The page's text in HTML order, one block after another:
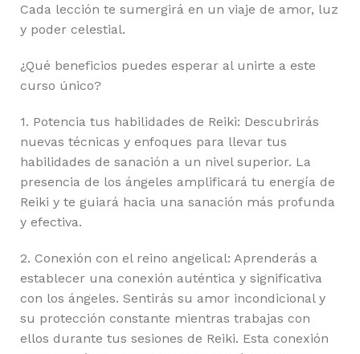
Cada lección te sumergirá en un viaje de amor, luz
y poder celestial.
¿Qué beneficios puedes esperar al unirte a este
curso único?
1. Potencia tus habilidades de Reiki: Descubrirás
nuevas técnicas y enfoques para llevar tus
habilidades de sanación a un nivel superior. La
presencia de los ángeles amplificará tu energía de
Reiki y te guiará hacia una sanación más profunda
y efectiva.
2. Conexión con el reino angelical: Aprenderás a
establecer una conexión auténtica y significativa
con los ángeles. Sentirás su amor incondicional y
su protección constante mientras trabajas con
ellos durante tus sesiones de Reiki. Esta conexión